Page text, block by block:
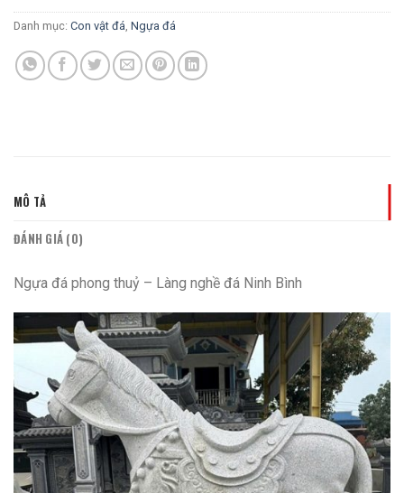
Danh mục: Con vật đá Ngựa đá
MÔ TẢ
ĐÁNH GIÁ (0)
Ngựa đá phong thuỷ – Làng nghề đá Ninh Bình